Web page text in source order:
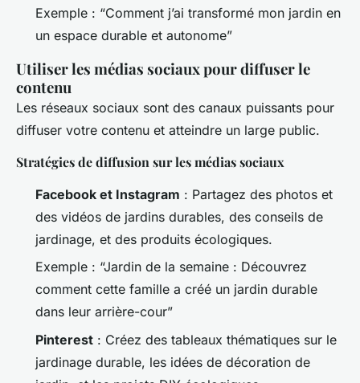
Exemple : “Comment j’ai transformé mon jardin en
un espace durable et autonome”
Utiliser les médias sociaux pour diffuser le
contenu
Les réseaux sociaux sont des canaux puissants pour
diffuser votre contenu et atteindre un large public.
Stratégies de diffusion sur les médias sociaux
Facebook et Instagram : Partagez des photos et
des vidéos de jardins durables, des conseils de
jardinage, et des produits écologiques.
Exemple : “Jardin de la semaine : Découvrez
comment cette famille a créé un jardin durable
dans leur arrière-cour”
Pinterest : Créez des tableaux thématiques sur le
jardinage durable, les idées de décoration de